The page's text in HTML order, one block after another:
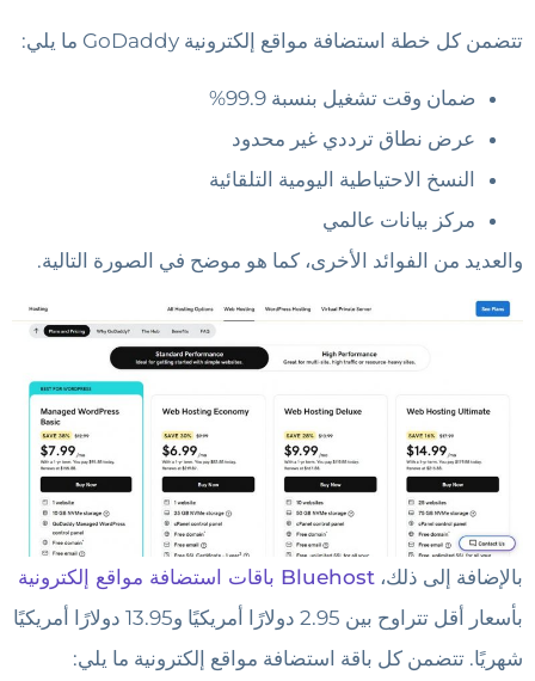
تتضمن كل خطة استضافة مواقع إلكترونية GoDaddy ما يلي:
ضمان وقت تشغيل بنسبة 99.9%
عرض نطاق ترددي غير محدود
النسخ الاحتياطية اليومية التلقائية
مركز بيانات عالمي
والعديد من الفوائد الأخرى، كما هو موضح في الصورة التالية.
بالإضافة إلى ذلك، Bluehost باقات استضافة مواقع إلكترونية
بأسعار أقل تتراوح بين 2.95 دولارًا أمريكيًا و13.95 دولارًا أمريكيًا
شهريًا. تتضمن كل باقة استضافة مواقع إلكترونية ما يلي: